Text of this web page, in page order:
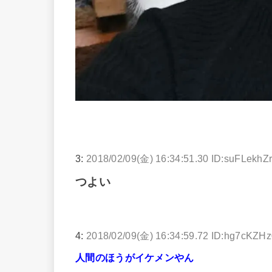
3: 2018/02/09(金) 16:34:51.30 ID:suFLekhZr
つよい
4: 2018/02/09(金) 16:34:59.72
人間のほうがイケメンやん